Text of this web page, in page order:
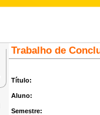
Trabalho de
Título:
Aluno:
Semestre: